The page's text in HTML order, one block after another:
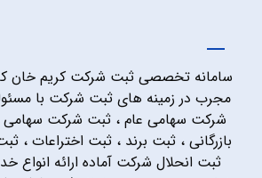
سامانه تخصصی ثبت شرکت کریم خان
مجرب در زمینه های ثبت شرکت با
شرکت سهامی عام ، ثبت شرکت
بازرگانی ، ثبت برند ، ثبت اختراعات ،
ثبت انحلال شرکت آماده ارائه انواع